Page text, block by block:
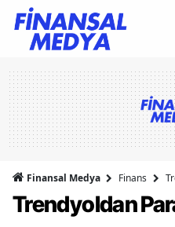
Finansal Medya Finans
Trendyoldan